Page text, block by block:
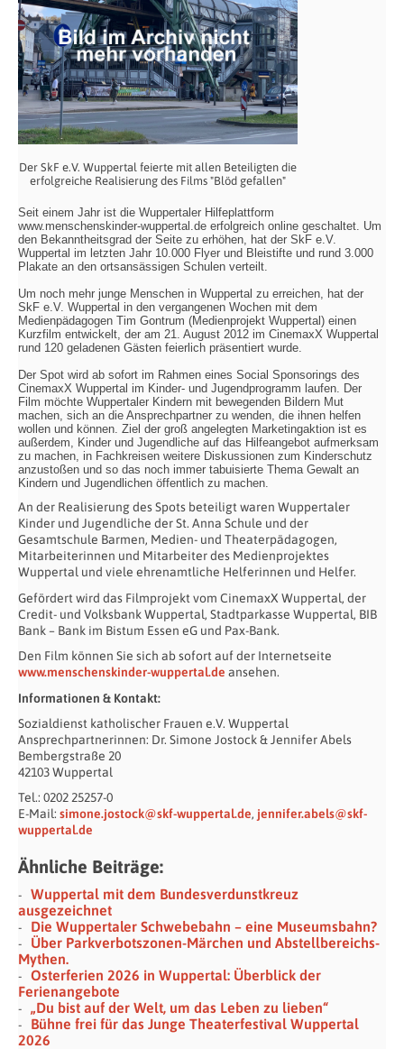
Der SkF e.V. Wuppertal feierte mit allen Beteiligten die
erfolgreiche Realisierung des Films "Blöd gefallen"
Seit einem Jahr ist die Wuppertaler Hilfeplattform
www.menschenskinder-wuppertal.de erfolgreich online geschaltet. Um
den Bekanntheitsgrad der Seite zu erhöhen, hat der SkF e.V.
Wuppertal im letzten Jahr 10.000 Flyer und Bleistifte und rund 3.000
Plakate an den ortsansässigen Schulen verteilt.
Um noch mehr junge Menschen in Wuppertal zu erreichen, hat der
SkF e.V. Wuppertal in den vergangenen Wochen mit dem
Medienpädagogen Tim Gontrum (Medienprojekt Wuppertal) einen
Kurzfilm entwickelt, der am 21. August 2012 im CinemaxX Wuppertal
rund 120 geladenen Gästen feierlich präsentiert wurde.
Der Spot wird ab sofort im Rahmen eines Social Sponsorings des
CinemaxX Wuppertal im Kinder- und Jugendprogramm laufen. Der
Film möchte Wuppertaler Kindern mit bewegenden Bildern Mut
machen, sich an die Ansprechpartner zu wenden, die ihnen helfen
wollen und können. Ziel der groß angelegten Marketingaktion ist es
außerdem, Kinder und Jugendliche auf das Hilfeangebot aufmerksam
zu machen, in Fachkreisen weitere Diskussionen zum Kinderschutz
anzustoßen und so das noch immer tabuisierte Thema Gewalt an
Kindern und Jugendlichen öffentlich zu machen.
An der Realisierung des Spots beteiligt waren Wuppertaler
Kinder und Jugendliche der St. Anna Schule und der
Gesamtschule Barmen, Medien- und Theaterpädagogen,
Mitarbeiterinnen und Mitarbeiter des Medienprojektes
Wuppertal und viele ehrenamtliche Helferinnen und Helfer.
Gefördert wird das Filmprojekt vom CinemaxX Wuppertal, der
Credit- und Volksbank Wuppertal, Stadtparkasse Wuppertal, BIB
Bank – Bank im Bistum Essen eG und Pax-Bank.
Den Film können Sie sich ab sofort auf der Internetseite
www.menschenskinder-wuppertal.de ansehen.
Informationen & Kontakt:
Sozialdienst katholischer Frauen e.V. Wuppertal
Ansprechpartnerinnen: Dr. Simone Jostock & Jennifer Abels
Bembergstraße 20
42103 Wuppertal
Tel.: 0202 25257-0
E-Mail: simone.jostock@skf-wuppertal.de, jennifer.abels@skf-
wuppertal.de
Ähnliche Beiträge:
Wuppertal mit dem Bundesverdunstkreuz
ausgezeichnet
Die Wuppertaler Schwebebahn – eine Museumsbahn?
Über Parkverbotszonen-Märchen und Abstellbereichs-
Mythen.
Osterferien 2026 in Wuppertal: Überblick der
Ferienangebote
„Du bist auf der Welt, um das Leben zu lieben“
Bühne frei für das Junge Theaterfestival Wuppertal
2026